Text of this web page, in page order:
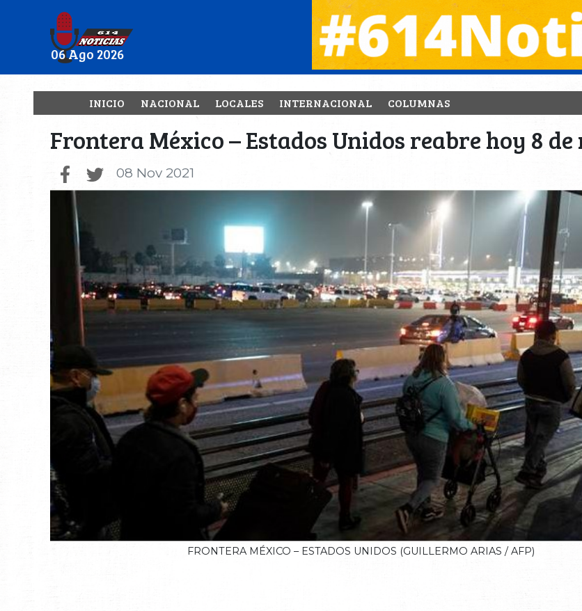
06 Ago 2026
INICIO NACIONAL LOCALES INTERNACIONAL COLUMNAS
Frontera México – Estados Unidos reabre hoy 8
08 Nov 2021
FRONTERA MÉXICO – ESTADOS UNIDOS (GUILLERMO ARIAS / AFP)